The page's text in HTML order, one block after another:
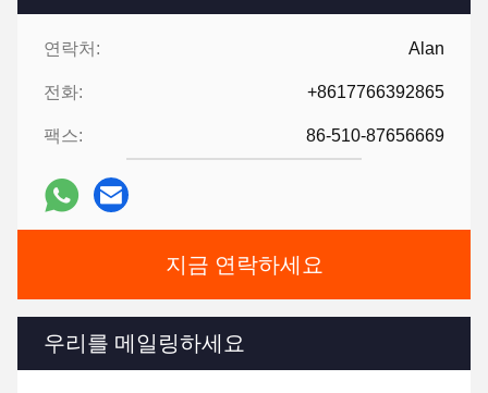
연락처: Alan
전화: +8617766392865
팩스: 86-510-87656669
지금 연락하세요
우리를 메일링하세요